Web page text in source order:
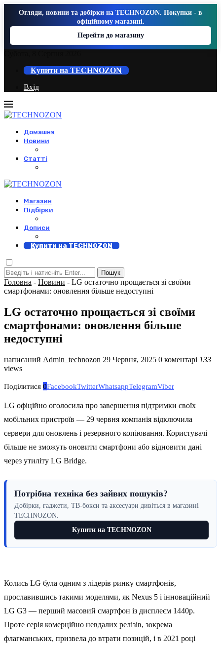
Огляди, новини та добірки на TECHNOZON. Покупки - в
офіційному магазині.
Перейти до магазину
Купити на TECHNOZON
Вхід
Домашня
Новини
Статті
Магазин
Підбірки
Дописи
Купити на TECHNOZON
Пошук
Головна - Новини - LG остаточно прощається зі своїми
смартфонами: оновлення більше недоступні
LG остаточно прощається зі своїми
смартфонами: оновлення більше
недоступні
написаний Admin_technozon 29 Червня, 2025 0 коментарі 133
views
Поділитися 0FacebookTwitterWhatsappTelegramViber
LG офіційно оголосила про завершення підтримки своїх
мобільних пристроїв — 29 червня компанія відключила
сервери для оновлень і резервного копіювання. Користувачі
більше не зможуть оновити смартфони або відновити дані
через утиліту LG Bridge.
Потрібна техніка без зайвих пошуків?
Добірки, гаджети, ТВ-бокси та аксесуари дивіться в магазині
TECHNOZON.
Купити на TECHNOZON
Колись LG була одним з лідерів ринку смартфонів,
прославившись такими моделями, як Nexus 5 і інноваційний
LG G3 — перший масовий смартфон із дисплеєм 1440p.
Проте серія комерційно невдалих релізів, зокрема
флагманських, призвела до втрати позицій, і в 2021 році